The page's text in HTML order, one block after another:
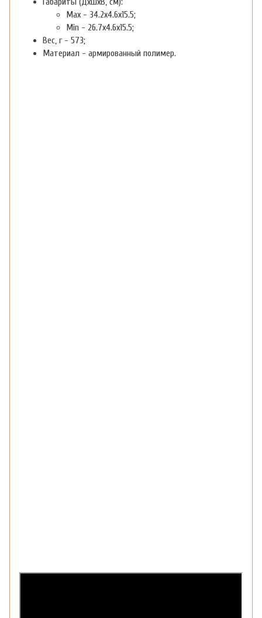
Max - 34.2x4.6x15.5;
Min - 26.7x4.6x15.5;
Вес, г - 573;
Материал - армированный полимер.